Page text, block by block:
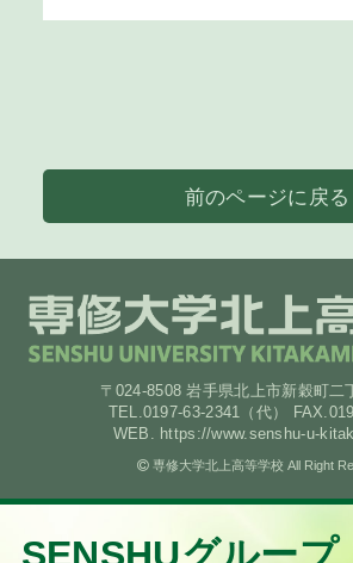
前のページに戻る
〒024-8508 岩手県北上市新穀町二
TEL.0197-63-2341（代）
WEB. https://www.senshu-u-
専修大学北上高等学校 All Right